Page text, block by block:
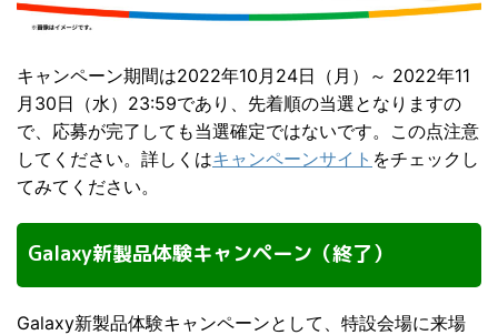
キャンペーン期間は2022年10月24日（月）～ 2022年11
月30日（水）23:59であり、先着順の当選となりますの
で、応募が完了しても当選確定ではないです。この点注意
してください。詳しくはキャンペーンサイト をチェックし
てみてください。
Galaxy新製品体験キャンペーン（終了）
Galaxy新製品体験キャンペーンとして、特設会場に来場